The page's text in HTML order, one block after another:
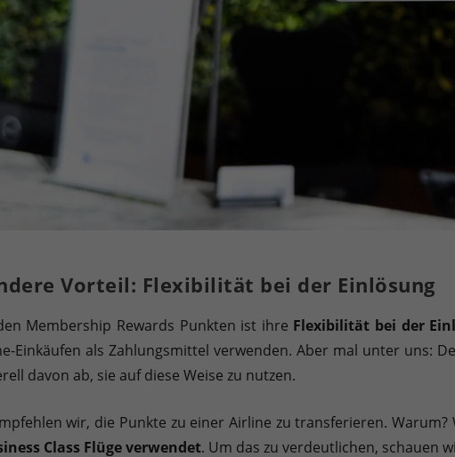
Vorteil: Flexibilität bei der Einlösung
Membership Rewards Punkten ist ihre Flexibilität bei der
Einkäufen als Zahlungsmittel verwenden. Aber mal unter uns:
davon ab, sie auf diese Weise zu nutzen.
wir, die Punkte zu einer Airline zu transferieren.
Class Flüge verwendet. Um das zu verdeutlichen, schauen